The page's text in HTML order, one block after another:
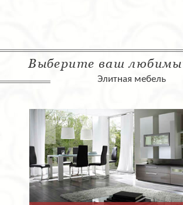
Выберите ваш
Элитная мебель